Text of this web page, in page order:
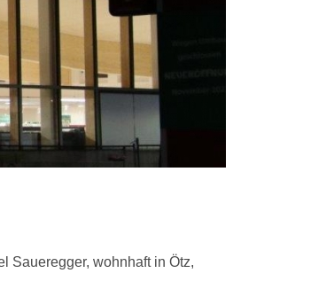
Saueregger, wohnhaft in Ötz,